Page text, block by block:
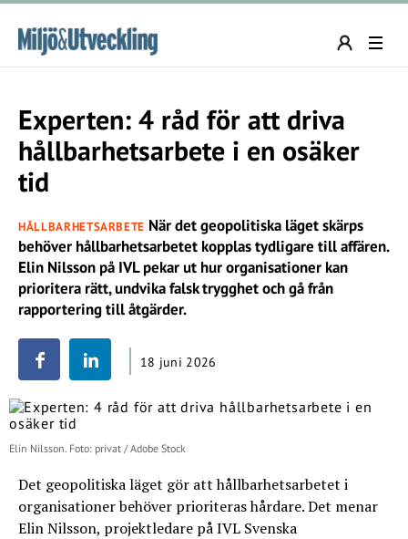
Experten: 4 råd för att driva
hållbarhetsarbete i en osäker
tid
HÅLLBARHETSARBETE När det geopolitiska läget skärps
behöver hållbarhetsarbetet kopplas tydligare till affären.
Elin Nilsson på IVL pekar ut hur organisationer kan
prioritera rätt, undvika falsk trygghet och gå från
rapportering till åtgärder.
18 juni 2026
Elin Nilsson. Foto: privat / Adobe Stock
Det geopolitiska läget gör att hållbarhetsarbetet i
organisationer behöver prioriteras hårdare. Det menar
Elin Nilsson, projektledare på IVL Svenska